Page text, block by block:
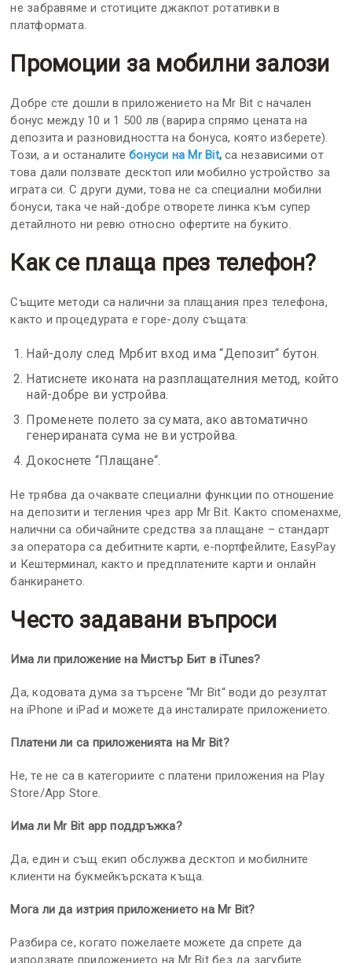
не забравяме и стотиците джакпот ротативки в
платформата.
Промоции за мобилни залози
Добре сте дошли в приложението на Mr Bit с начален
бонус между 10 и 1 500 лв (варира спрямо цената на
депозита и разновидността на бонуса, която изберете).
Този, а и останалитебонуси на Mr Bit, са независими от
това дали ползвате десктоп или мобилно устройство за
играта си. С други думи, това не са специални мобилни
бонуси, така че най-добре отворете линка към супер
детайлното ни ревю относно офертите на букито.
Как се плаща през телефон?
Същите методи са налични за плащания през телефона,
както и процедурата е горе-долу същата:
Най-долу след Мрбит вход има “Депозит“ бутон.
Натиснете иконата на разплащателния метод, който
най-добре ви устройва.
Променете полето за сумата, ако автоматично
генерираната сума не ви устройва.
Докоснете “Плащане“.
Не трябва да очаквате специални функции по отношение
на депозити и тегления чрез app Mr Bit. Както споменахме,
налични са обичайните средства за плащане – стандарт
за оператора са дебитните карти, е-портфейлите, EasyPay
и Кештерминал, както и предплатените карти и онлайн
банкирането.
Често задавани въпроси
Има ли приложение на Мистър Бит в iTunes?
Да, кодовата дума за търсене “Mr Bit“ води до резултат
на iPhone и iPad и можете да инсталирате приложението.
Платени ли са приложенията на Mr Bit?
Не, те не са в категориите с платени приложения на Play
Store/App Store.
Има ли Mr Bit app поддръжка?
Да, един и същ екип обслужва десктоп и мобилните
клиенти на букмейкърската къща.
Мога ли да изтрия приложението на Mr Bit?
Разбира се, когато пожелаете можете да спрете да
използвате приложението на Mr Bit без да загубите